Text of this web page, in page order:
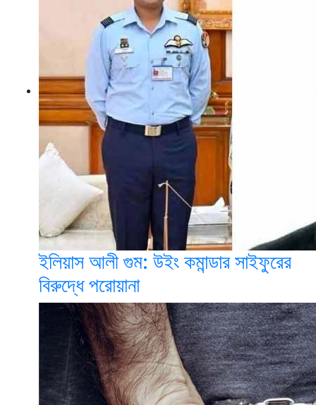
ইলিয়াস আলী গুম: উইং কমান্ডার সাইফুরের
বিরুদ্ধে পরোয়ানা